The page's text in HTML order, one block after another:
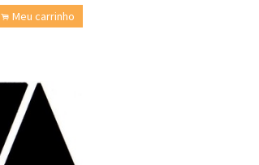
. Meu carrinho